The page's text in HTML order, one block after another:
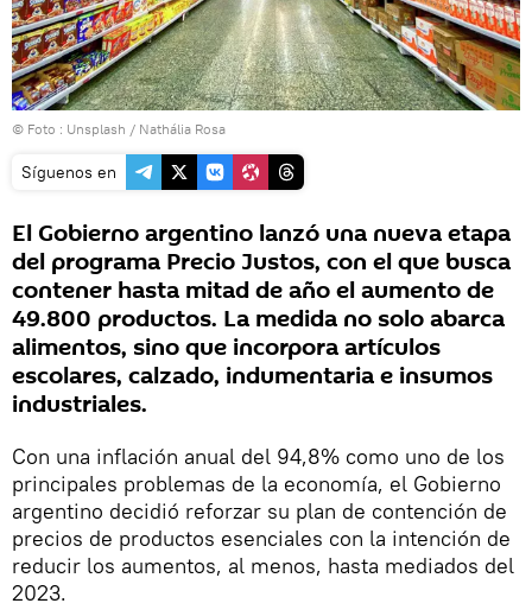
© Foto : Unsplash / Nathália Rosa
Síguenos en
El Gobierno argentino lanzó una nueva etapa
del programa Precio Justos, con el que busca
contener hasta mitad de año el aumento de
49.800 productos. La medida no solo abarca
alimentos, sino que incorpora artículos
escolares, calzado, indumentaria e insumos
industriales.
Con una inflación anual del 94,8% como uno de los
principales problemas de la economía, el Gobierno
argentino decidió reforzar su plan de contención de
precios de productos esenciales con la intención de
reducir los aumentos, al menos, hasta mediados del
2023.